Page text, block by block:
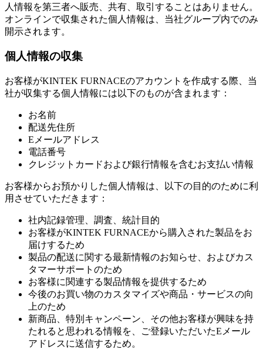
人情報を第三者へ販売、共有、取引することはありません。
オンラインで収集された個人情報は、当社グループ内でのみ
開示されます。
個人情報の収集
お客様がKINTEK FURNACEのアカウントを作成する際、当
社が収集する個人情報には以下のものが含まれます：
お名前
配送先住所
Eメールアドレス
電話番号
クレジットカードおよび銀行情報を含むお支払い情報
お客様からお預かりした個人情報は、以下の目的のために利
用させていただきます：
社内記録管理、調査、統計目的
お客様がKINTEK FURNACEから購入された製品をお
届けするため
製品の配送に関する最新情報のお知らせ、およびカス
タマーサポートのため
お客様に関連する製品情報を提供するため
今後のお買い物のカスタマイズや商品・サービスの向
上のため
新商品、特別キャンペーン、その他お客様が興味を持
たれると思われる情報を、ご登録いただいたEメール
アドレスに送信するため。